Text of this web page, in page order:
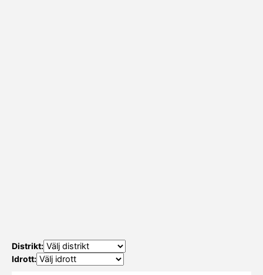
Distrikt:
Idrott: